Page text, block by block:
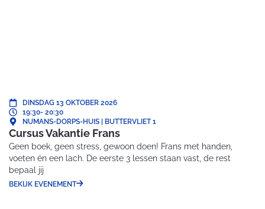
DINSDAG 13 OKTOBER 2026
19:30- 20:30
NUMANS-DORPS-HUIS | BUTTERVLIET 1
Cursus Vakantie Frans
Geen boek, geen stress, gewoon doen! Frans met handen,
voeten én een lach. De eerste 3 lessen staan vast, de rest
bepaal jij
BEKIJK EVENEMENT